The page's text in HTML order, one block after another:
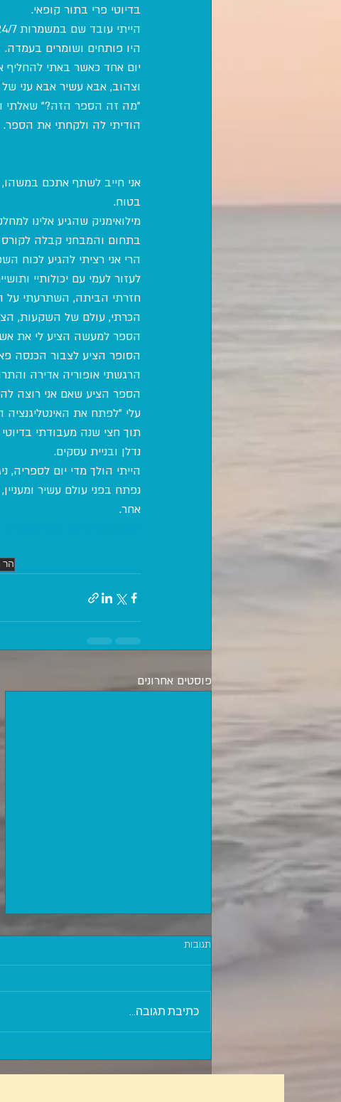
בדיוטי פרי בתור קופאי.
היו פותחים ושומרים בעמדה.
יום אחד כאשר באתי להחליף
וצהוב, אבא עשיר אבא עני של
"מה זה הספר הזה?" שאלתי
הודיתי לה ולקחתי את הספר.
אני חייב לשתף אתכם
בטוח.
מילואימניק שהגיע אלינו
בתחום והמבחני קבלה
הרי אני רציתי להגיע לכוח
לעזור לעמי עם יכולותיי
חזרתי הביתה, השתרעתי על
הכרתי, עולם של השקעות,
הספר למעשה הציע לי את
הסופר הציע לצבור הכנסה
הרגשתי אופוריה אדירה
הספר הציע שאם אני רוצה
עלי "לפתח את האינטליגנציה
תוך חצי שנה מעבודתי
נדלן ובניית עסקים.
הייתי הולך מדי יום
נפתח בפני עולם עשיר
אחר.
הר
פוסטים אחרונים
פרישה או שהגיעו לגיל פרישה כבר
תגובות
כתיבת תגובה...